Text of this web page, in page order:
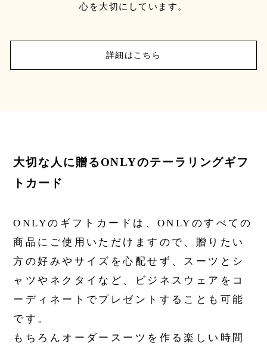
心を大切にしています。
詳細はこちら
大切な人に贈るONLYのテーラリングギフ
トカード
ONLYのギフトカードは、ONLYのすべての
商品にご使用いただけますので、贈りたい
方の好みやサイズを心配せず、スーツとシ
ャツやネクタイなど、ビジネスウェアをコ
ーディネートでプレゼントすることも可能
です。
もちろんオーダースーツを作る楽しい時間